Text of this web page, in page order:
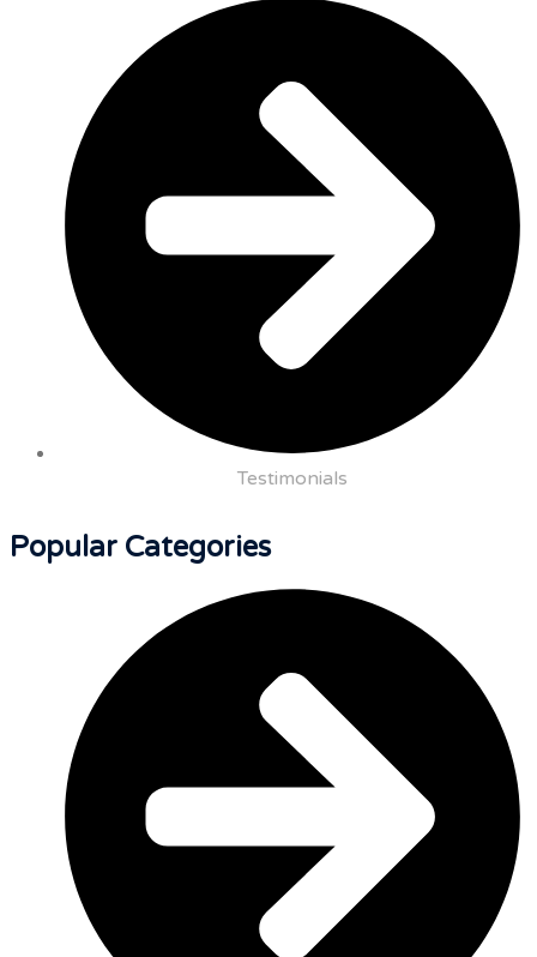
Testimonials
Popular Categories